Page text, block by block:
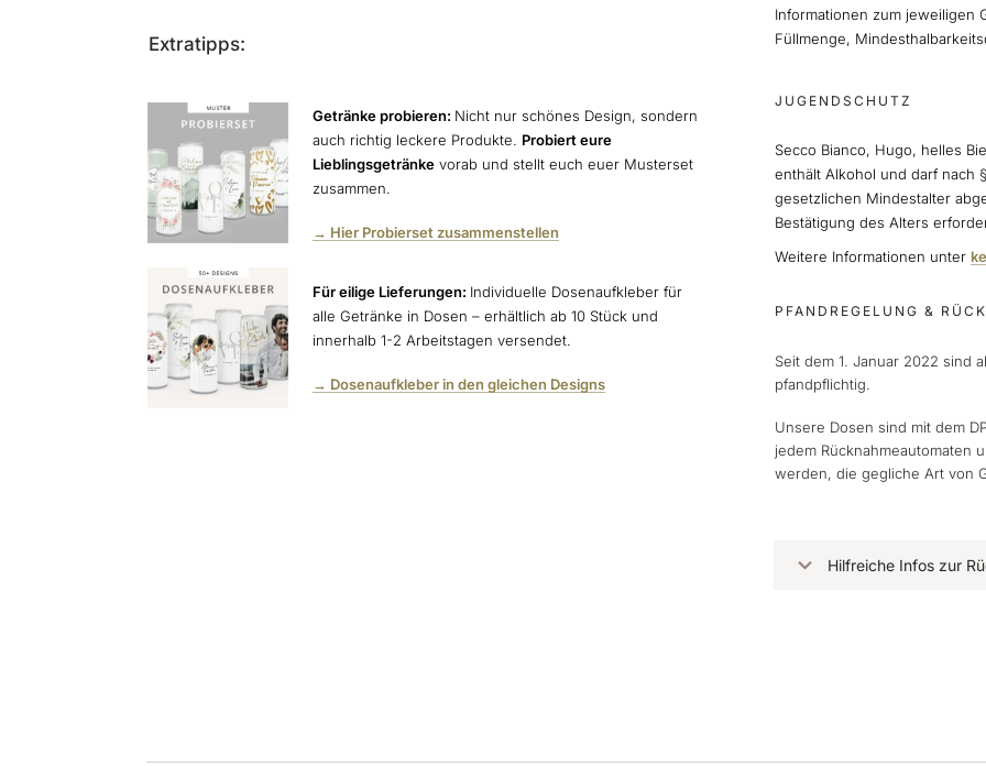
Extratipps:
Getränke probieren: Nicht nur schönes Design, sondern
auch richtig leckere Produkte. Probiert eure
Lieblingsgetränkevorab und stellt euch euer Musterset
zusammen.
→ Hier Probierset zusammenstellen
Für eilige Lieferungen: Individuelle Dosenaufkleber für
alle Getränke in Dosen – erhältlich ab 10 Stück und
innerhalb 1-2 Arbeitstagen versendet.
→ Dosenaufkleber in den gleichen Designs
Informationen zum jeweiligen
Füllmenge,
JUGENDSCHUTZ
Secco Bianco, Hugo, helles
enthält Alkohol und darf nach
gesetzlichen Mindestalter
Bestätigung des Alters
Weitere Informationen unter
PFANDREGELUNG &
Seit dem 1. Januar 2022 sind
pfandpflichtig.
Unsere Dosen sind mit dem
jedem Rücknahmeautomaten
werden, die gegliche Art von
Hilfreiche Infos zur